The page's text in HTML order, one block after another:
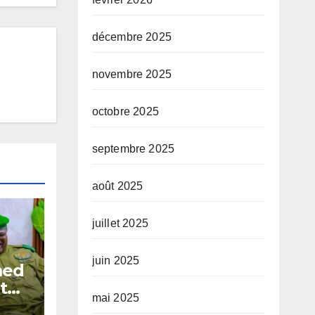
décembre 2025
novembre 2025
octobre 2025
septembre 2025
août 2025
juillet 2025
juin 2025
mai 2025